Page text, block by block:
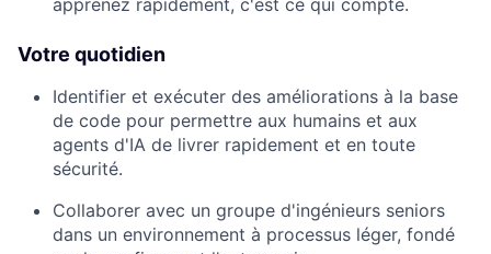
Votre quotidien
Identifier et exécuter des améliorations à la base
de code pour permettre aux humains et aux
agents d'IA de livrer rapidement et en toute
sécurité.
Collaborer avec un groupe d'ingénieurs seniors
dans un environnement à processus léger, fondé